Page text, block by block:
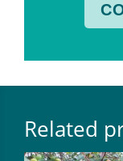
Related